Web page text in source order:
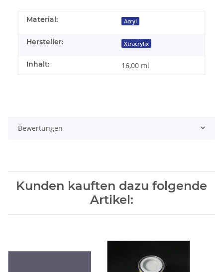
Material: Acryl
Hersteller: Xtracrylix
Inhalt: 16,00 ml
Bewertungen
Kunden kauften dazu folgende
Artikel: